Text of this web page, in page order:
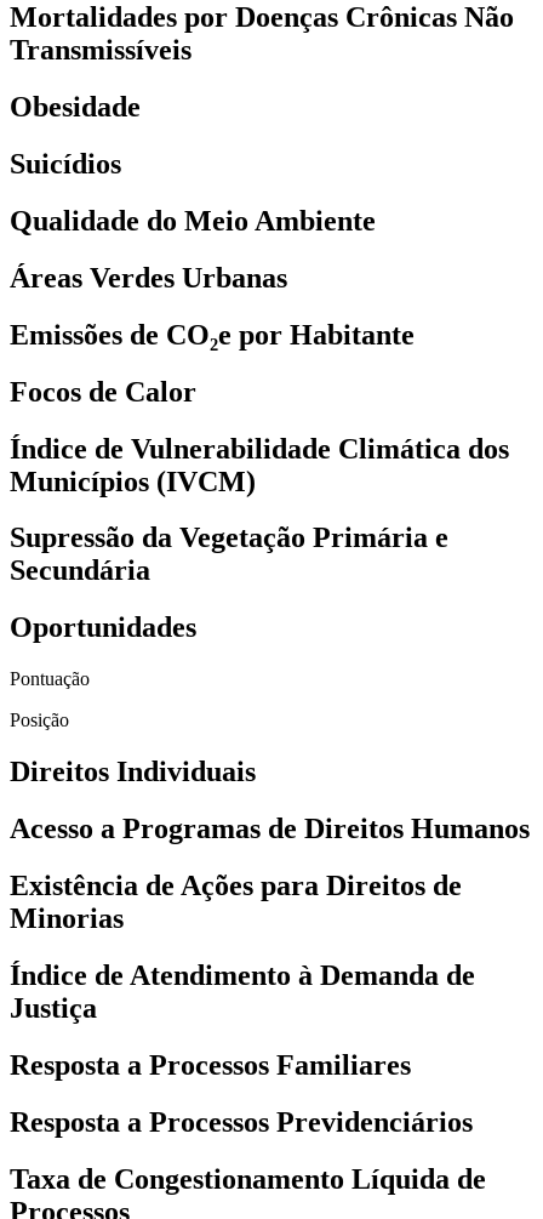
Mortalidades por Doenças Crônicas Não
Transmissíveis
Obesidade
Suicídios
Qualidade do Meio Ambiente
Áreas Verdes Urbanas
Emissões de CO₂e por Habitante
Focos de Calor
Índice de Vulnerabilidade Climática dos
Municípios (IVCM)
Supressão da Vegetação Primária e
Secundária
Oportunidades
Pontuação
Posição
Direitos Individuais
Acesso a Programas de Direitos Humanos
Existência de Ações para Direitos de
Minorias
Índice de Atendimento à Demanda de
Justiça
Resposta a Processos Familiares
Resposta a Processos Previdenciários
Taxa de Congestionamento Líquida de
Processos